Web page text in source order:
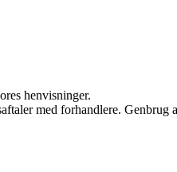
henvisninger.
med forhandlere.